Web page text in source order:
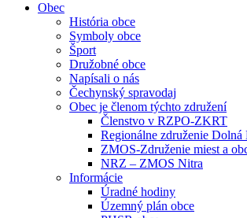
Obec
História obce
Symboly obce
Šport
Družobné obce
Napísali o nás
Čechynský spravodaj
Obec je členom týchto združení
Členstvo v RZPO-ZKRT
Regionálne združenie Dolná
ZMOS-Združenie miest a
NRZ – ZMOS Nitra
Informácie
Úradné hodiny
Územný plán obce